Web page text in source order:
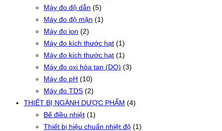
Máy đo độ dẫn (5)
Máy đo độ mặn (1)
Máy đo ion (2)
Máy đo kích thước hạt (1)
Máy đo kích thước hạt (1)
Máy đo oxi hòa tan (DO) (3)
Máy đo pH (10)
Máy đo TDS (2)
THIẾT BỊ NGÀNH DƯỢC PHẨM (4)
Bể điều nhiệt (1)
Thiết bị hiệu chuẩn nhiệt độ (1)